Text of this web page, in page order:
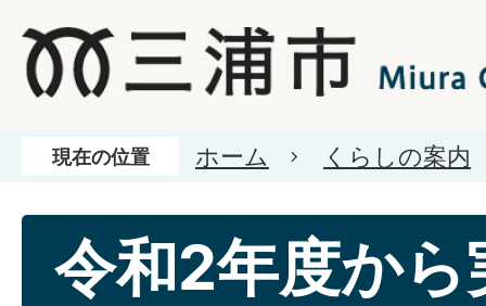
現在の位置 ホーム くらしの案内
令和2年度から